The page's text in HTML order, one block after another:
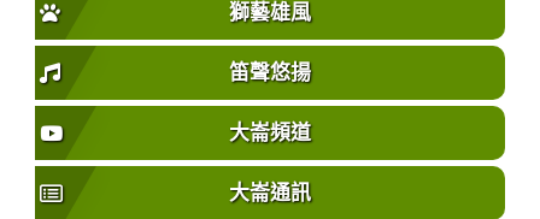
獅藝雄風
笛聲悠揚
大崙頻道
大崙通訊